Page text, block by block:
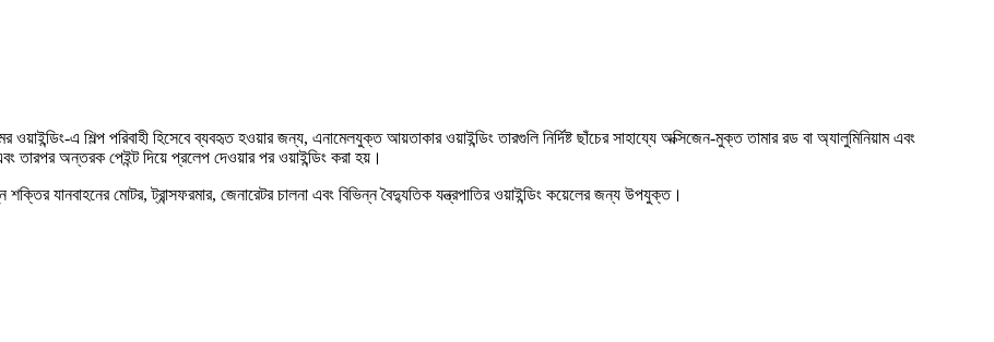
ওয়াইন্ডিং-এ শিল্প পরিবাহী হিসেবে ব্যবহৃত হওয়ার জন্য, এনামেলযুক্ত আয়তাকার ওয়াইন্ডিং তারগুলি নির্দিষ্ট ছাঁচের সাহায্যে অক্সিজেন-মুক্ত তামার রড বা অ্যালুমিনিয়াম এবং
অন্তরক পেইন্ট দিয়ে প্রলেপ দেওয়ার পর ওয়াইন্ডিং করা হয়।
যানবাহনের মোটর, ট্রান্সফরমার, জেনারেটর চালনা এবং বিভিন্ন বৈদ্যুতিক যন্ত্রপাতির ওয়াইন্ডিং কয়েলের জন্য উপযুক্ত।